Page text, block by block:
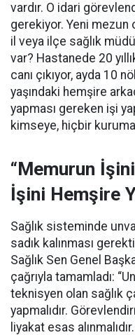
vardır. O idari
gerekiyor. Yeni
il veya ilçe sağlık
var? Hastanede 20
canı çıkıyor, ayda 10
yaşındaki hemşire
yapması gereken işi
kimseye, hiçbir kuruma
“Memurun
İşini Hemşire
Sağlık sisteminde
sadık kalınması
Sağlık Sen Genel
çağrıyla tamamladı:
teknisyen olan sağlık
yapmalıdır.
liyakat esas